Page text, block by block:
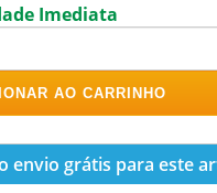
Imediata
AO CARRINHO
envio grátis para este